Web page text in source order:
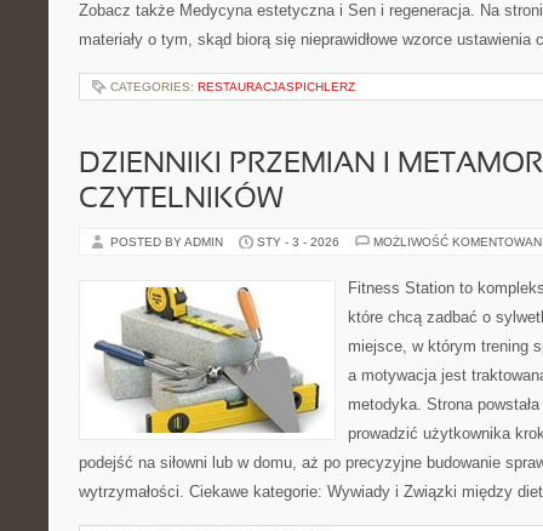
Zobacz także Medycyna estetyczna i Sen i regeneracja. Na
materiały o tym, skąd biorą się nieprawidłowe wzorce ustawienia
CATEGORIES: RESTAURACJASPICHLERZ
DZIENNIKI PRZEMIAN I
CZYTELNIKÓW
POSTED BY ADMIN STY - 3 - 2026 MOŻLIWOŚĆ
Fitness Station to
które chcą zadbać o
miejsce, w którym trening
a motywacja jest
metodyka. Strona
prowadzić użytkownika
podejść na siłowni lub w domu, aż po precyzyjne budowanie
wytrzymałości. Ciekawe kategorie: Wywiady i Związki między